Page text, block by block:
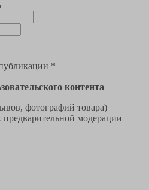
*
контента
фотографий товара)
предварительной модерации